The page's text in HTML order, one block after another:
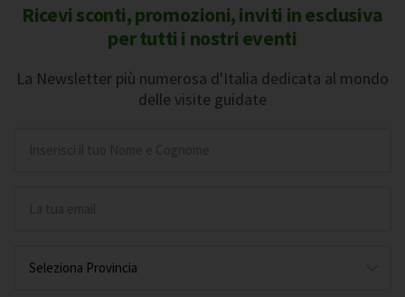
Ricevi sconti, promozioni, inviti in esclusiva
per tutti i nostri eventi
La Newsletter più numerosa d'Italia dedicata al mondo
delle visite guidate